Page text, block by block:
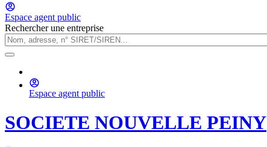
Espace agent public
Rechercher une entreprise
Espace agent public
SOCIETE NOUVELLE PEINY